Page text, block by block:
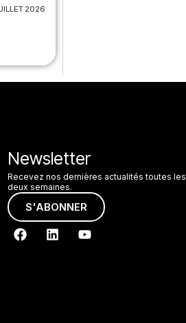
2026
Newsletter
Recevez nos dernières actualités toutes les
deux semaines.
S'ABONNER